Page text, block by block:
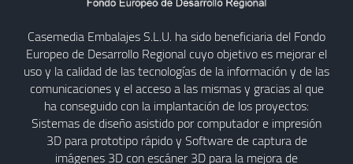
Casemedia Embalajes S.L.U. ha sido beneficiaria del Fondo
Europeo de Desarrollo Regional cuyo objetivo es mejorar el
uso y la calidad de las tecnologías de la información y de las
comunicaciones y el acceso a las mismas y gracias al que
ha conseguido con la implantación de los proyectos:
Sistemas de diseño asistido por computador e impresión
3D para prototipo rápido y Software de captura de
imágenes 3D con escáner 3D para la mejora de